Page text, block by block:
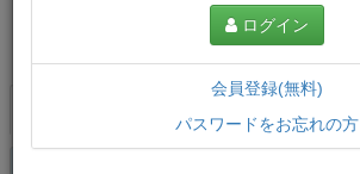
ログイン
会員登録(無料)
パスワードをお忘れの方